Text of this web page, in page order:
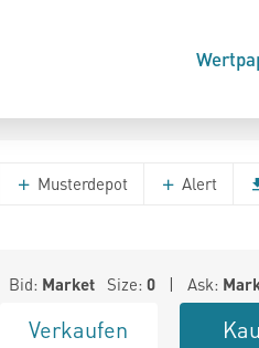
Musterdepot Alert
Bid: Market Size: 0| Ask:
Verkaufen